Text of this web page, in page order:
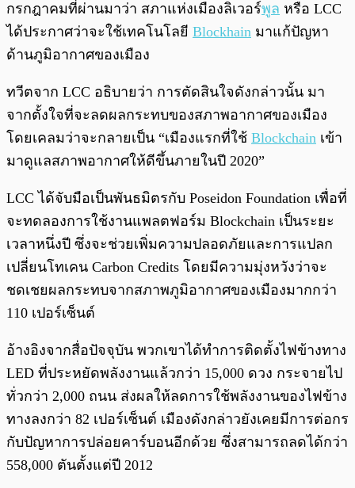
กรกฎาคมที่ผ่านมาว่า สภาแห่งเมืองลิเวอร์พูล หรือ LCC
ได้ประกาศว่าจะใช้เทคโนโลยี Blockhain มาแก้ปัญหา
ด้านภูมิอากาศของเมือง
ทวีตจาก LCC อธิบายว่า การตัดสินใจดังกล่าวนั้น มา
จากตั้งใจที่จะลดผลกระทบของสภาพอากาศของเมือง
โดยเคลมว่าจะกลายเป็น “เมืองแรกที่ใช้ Blockchain เข้า
มาดูแลสภาพอากาศให้ดีขึ้นภายในปี 2020”
LCC ได้จับมือเป็นพันธมิตรกับ Poseidon Foundation เพื่อที่
จะทดลองการใช้งานแพลตฟอร์ม Blockchain เป็นระยะ
เวลาหนึ่งปี ซึ่งจะช่วยเพิ่มความปลอดภัยและการแปลก
เปลี่ยนโทเคน Carbon Credits โดยมีความมุ่งหวังว่าจะ
ชดเชยผลกระทบจากสภาพภูมิอากาศของเมืองมากกว่า
110 เปอร์เซ็นต์
อ้างอิงจากสื่อปัจจุบัน พวกเขาได้ทำการติดตั้งไฟข้างทาง
LED ที่ประหยัดพลังงานแล้วกว่า 15,000 ดวง กระจายไป
ทั่วกว่า 2,000 ถนน ส่งผลให้ลดการใช้พลังงานของไฟข้าง
ทางลงกว่า 82 เปอร์เซ็นต์ เมืองดังกล่าวยังเคยมีการต่อกร
กับปัญหาการปล่อยคาร์บอนอีกด้วย ซึ่งสามารถลดได้กว่า
558,000 ตันตั้งแต่ปี 2012